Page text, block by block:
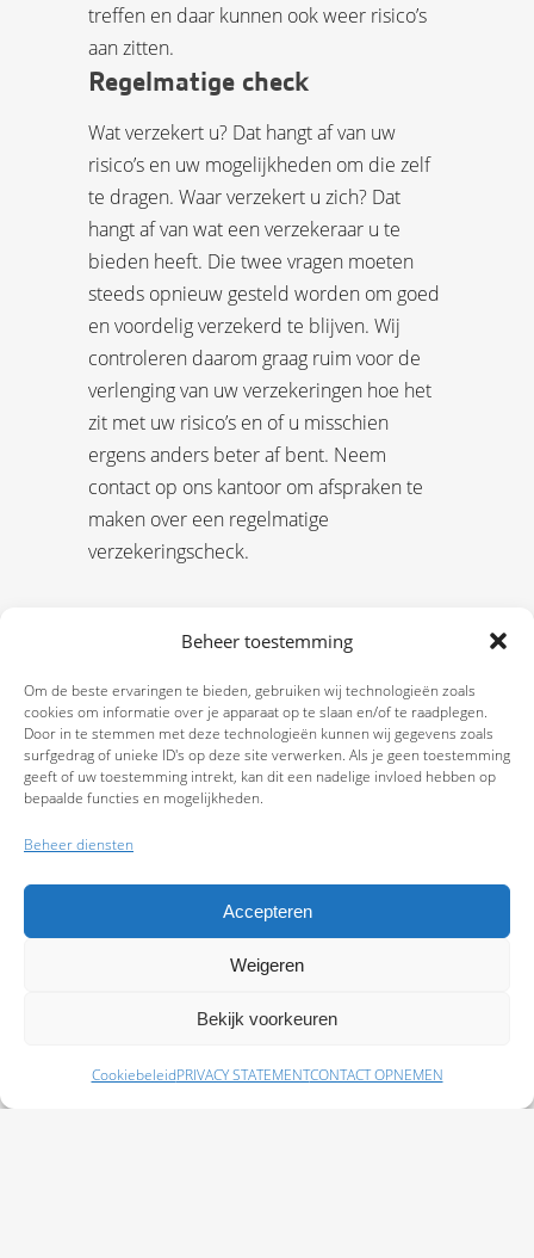
Beheer toestemming
Om de beste ervaringen te bieden, gebruiken wij technologieën zoals
cookies om informatie over je apparaat op te slaan en/of te raadplegen.
Door in te stemmen met deze technologieën kunnen wij gegevens zoals
surfgedrag of unieke ID's op deze site verwerken. Als je geen toestemming
geeft of uw toestemming intrekt, kan dit een nadelige invloed hebben op
bepaalde functies en mogelijkheden.
Beheer diensten
Accepteren
Weigeren
Bekijk voorkeuren
CookiebeleidPRIVACY STATEMENTCONTACT OPNEMEN
treffen en daar kunnen ook weer risico’s
aan zitten.
Regelmatige check
Wat verzekert u? Dat hangt af van uw
risico’s en uw mogelijkheden om die zelf
te dragen. Waar verzekert u zich? Dat
hangt af van wat een verzekeraar u te
bieden heeft. Die twee vragen moeten
steeds opnieuw gesteld worden om goed
en voordelig verzekerd te blijven. Wij
controleren daarom graag ruim voor de
verlenging van uw verzekeringen hoe het
zit met uw risico’s en of u misschien
ergens anders beter af bent. Neem
contact op ons kantoor om afspraken te
maken over een regelmatige
verzekeringscheck.
Schade melden Afspraak maken Polissen